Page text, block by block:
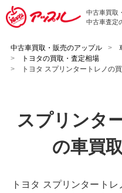
中古車買取・
中古車査定
中古車買取・販売のアップル
トヨタの買取・査定相場
トヨタ スプリンタートレノの
スプリンタ
の車買
トヨタ スプリンタート